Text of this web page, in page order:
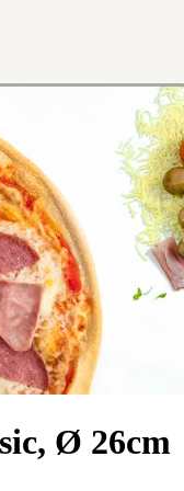
Ø 26cm